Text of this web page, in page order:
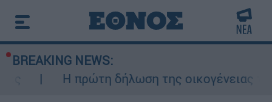
BREAKING NEWS:
δήλωση της οικογένειας της 38χρονης